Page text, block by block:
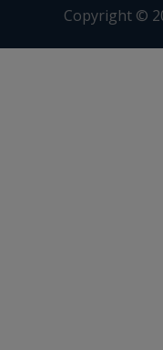
Copyright ©